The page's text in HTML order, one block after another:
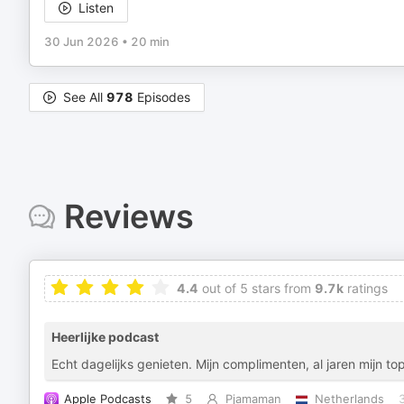
Listen
30 Jun 2026 • 20 min
See All 978 Episodes
Reviews
4.4 out of 5 stars from 9.7k ratings
Heerlijke podcast
Echt dagelijks genieten. Mijn complimenten, al jaren mijn
Apple Podcasts 5 Pjamaman Netherlands